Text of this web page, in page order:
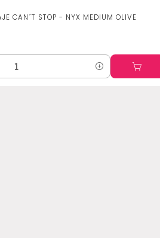
CAN´T STOP - NYX MEDIUM OLIVE